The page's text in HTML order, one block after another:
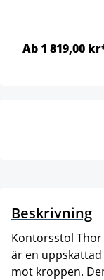
Ab 1 819,00
Beskrivning
Kontorsstol
är en
mot kroppen.